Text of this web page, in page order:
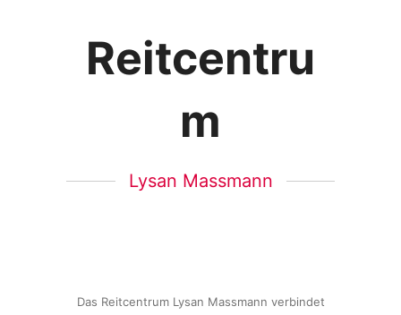
Reitcentru
m
Lysan Massmann
Das Reitcentrum Lysan Massmann verbindet